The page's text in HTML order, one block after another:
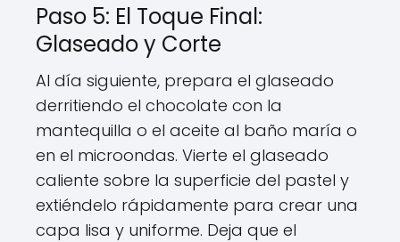
Paso 5: El Toque Final:
Glaseado y Corte
Al día siguiente, prepara el glaseado
derritiendo el chocolate con la
mantequilla o el aceite al baño maría o
en el microondas. Vierte el glaseado
caliente sobre la superficie del pastel y
extiéndelo rápidamente para crear una
capa lisa y uniforme. Deja que el